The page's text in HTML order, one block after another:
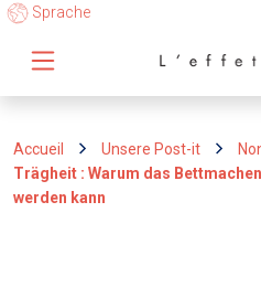
Sprache
Accueil Unsere Post-it
Trägheit : Warum das
werden kann